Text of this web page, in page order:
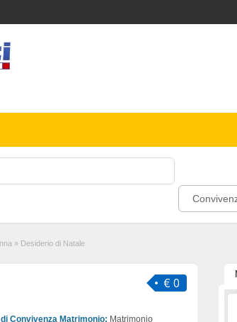
» Desiderio di Natale
€ 0
Convivenza Matrimonio: Matrimonio